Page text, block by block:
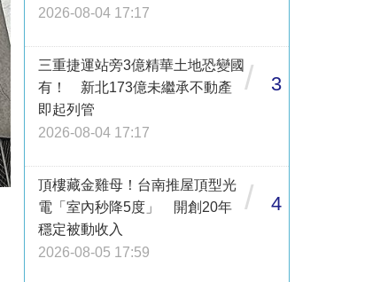
2026-08-04 17:17
三重捷運站旁3億精華土地恐變國
有！ 新北173億未繼承不動產
即起列管
2026-08-04 17:17
/ 3
頂樓藏金雞母！台南推屋頂型光
電「室內秒降5度」 開創20年
穩定被動收入
2026-08-05 17:59
/ 4